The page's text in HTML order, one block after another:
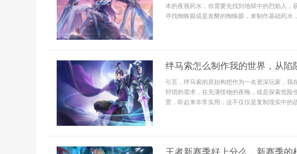
本的夜视药水，你需要先找到地狱中的烈焰人，
寻找蜘蛛眼或是发酵的蜘蛛眼，来制作基础药水
绊马索怎么制作我的世界，从陷
引言，绊马索的原始构想作为一名资深玩家，
狩猎的需求，在充满怪物的夜晚，或是探索危险
置，听起来非常实用，这不仅仅是复制现实中的
王者新赛季好上分么，新赛季的